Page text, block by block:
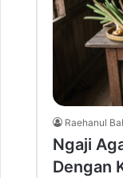
Raehanul
Ngaji
Dengan